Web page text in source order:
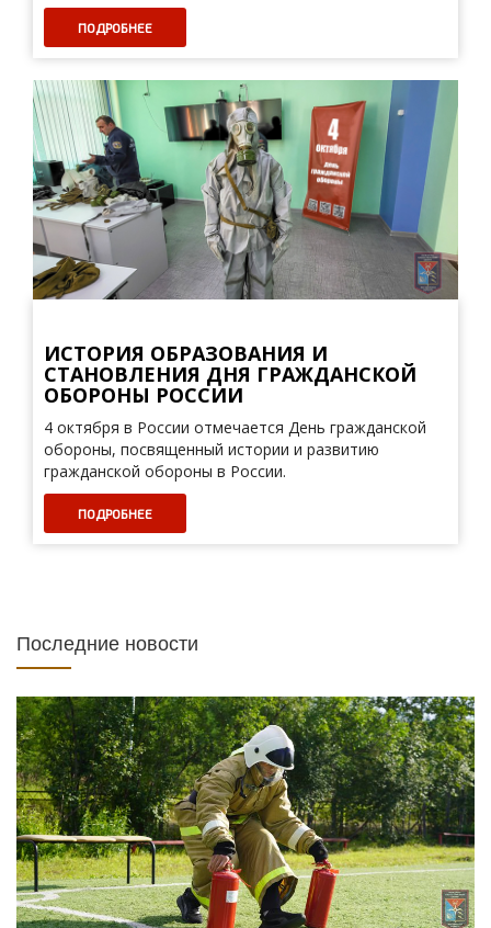
ПОДРОБНЕЕ
ИСТОРИЯ ОБРАЗОВАНИЯ И
СТАНОВЛЕНИЯ ДНЯ ГРАЖДАНСКОЙ
ОБОРОНЫ РОССИИ
4 октября в России отмечается День гражданской
обороны, посвященный истории и развитию
гражданской обороны в России.
ПОДРОБНЕЕ
Последние новости